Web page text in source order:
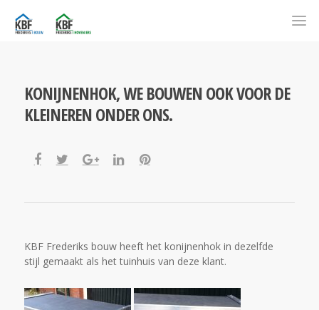
KONIJNENHOK, WE BOUWEN OOK VOOR DE
KLEINEREN ONDER ONS.
KBF Frederiks bouw heeft het konijnenhok in dezelfde
stijl gemaakt als het tuinhuis van deze klant.